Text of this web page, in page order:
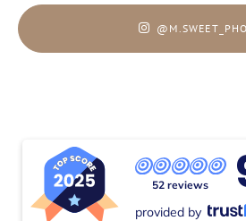
52 reviews
provided by